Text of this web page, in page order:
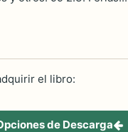
el libro:
de Descarga